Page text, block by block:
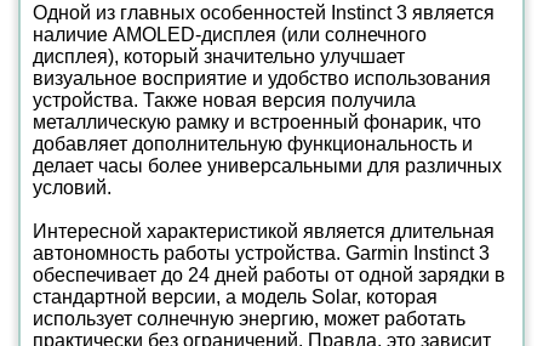
Одной из главных особенностей Instinct 3 является
наличие AMOLED-дисплея (или солнечного
дисплея), который значительно улучшает
визуальное восприятие и удобство использования
устройства. Также новая версия получила
металлическую рамку и встроенный фонарик, что
добавляет дополнительную функциональность и
делает часы более универсальными для различных
условий.
Интересной характеристикой является длительная
автономность работы устройства. Garmin Instinct 3
обеспечивает до 24 дней работы от одной зарядки в
стандартной версии, а модель Solar, которая
использует солнечную энергию, может работать
практически без ограничений. Правда, это зависит